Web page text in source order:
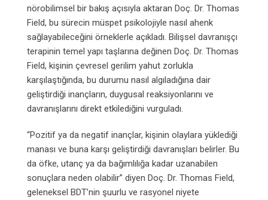
nörobilimsel bir bakış açısıyla aktaran Doç. Dr. Thomas
Field, bu sürecin müspet psikolojiyle nasıl ahenk
sağlayabileceğini örneklerle açıkladı. Bilişsel davranışçı
terapinin temel yapı taşlarına değinen Doç. Dr. Thomas
Field, kişinin çevresel gerilim yahut zorlukla
karşılaştığında, bu durumu nasıl algıladığına dair
geliştirdiği inançların, duygusal reaksiyonlarını ve
davranışlarını direkt etkilediğini vurguladı.
“Pozitif ya da negatif inançlar, kişinin olaylara yüklediği
manası ve buna karşı geliştirdiği davranışları belirler. Bu
da öfke, utanç ya da bağımlılığa kadar uzanabilen
sonuçlara neden olabilir” diyen Doç. Dr. Thomas Field,
geleneksel BDT’nin şuurlu ve rasyonel niyete